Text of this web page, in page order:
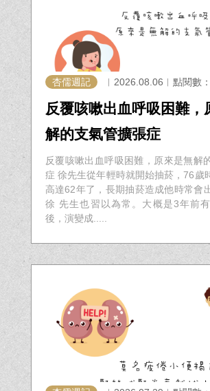
杏儒週記 ︱2026.08.06︱點閱數
反覆咳嗽出血呼吸困難，
解的支氣管擴張症
反覆咳嗽出血呼吸困難，原來是無解
症 徐先生從年輕時就開始抽菸，76歲
高達62年了，長期抽菸造成他時常會
徐 先生也習以為常。大概是3年前
後，演變成.....